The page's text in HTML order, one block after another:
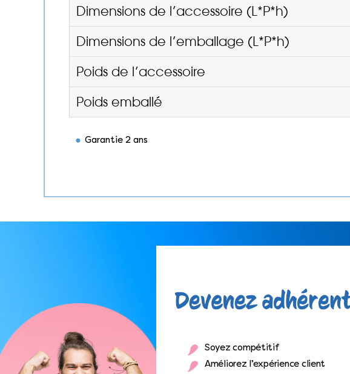
Dimensions de l’accessoire (L*P*h)
Dimensions de l’emballage (L*P*h)
Poids de l’accessoire
Poids emballé
Garantie 2 ans
Soyez compétitif
Améliorez l’expérience client